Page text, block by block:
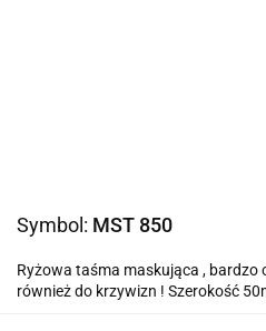
Symbol: MST 850
Ryżowa taśma maskująca , bardzo
również do krzywizn ! Szerokość